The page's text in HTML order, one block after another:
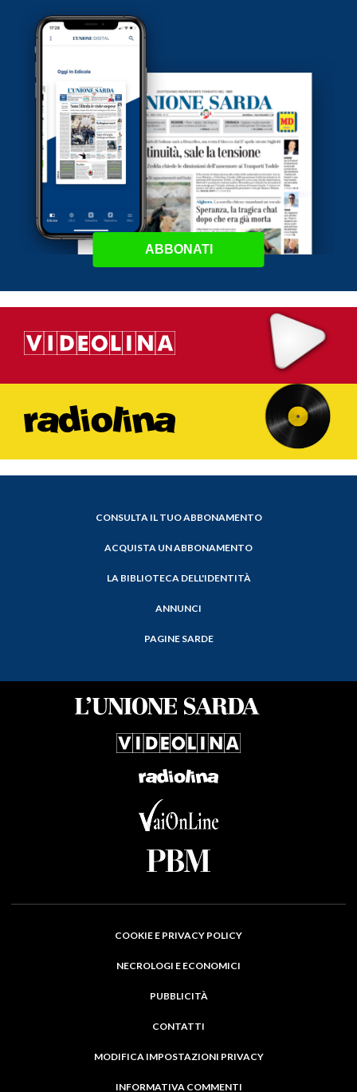
ABBONATI
CONSULTA IL TUO ABBONAMENTO
ACQUISTA UN ABBONAMENTO
LA BIBLIOTECA DELL'IDENTITÀ
ANNUNCI
PAGINE SARDE
COOKIE E PRIVACY POLICY
NECROLOGI E ECONOMICI
PUBBLICITÀ
CONTATTI
MODIFICA IMPOSTAZIONI PRIVACY
INFORMATIVA COMMENTI